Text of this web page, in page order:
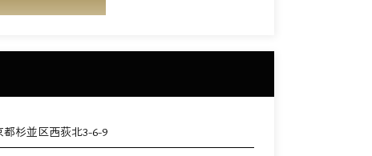
都杉並区西荻北3-6-9